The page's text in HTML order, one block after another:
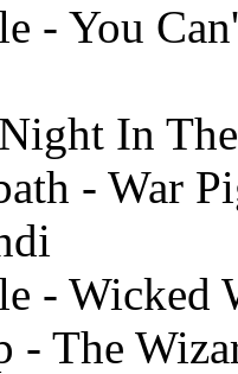
- You
In
- War
- Wicked
- The